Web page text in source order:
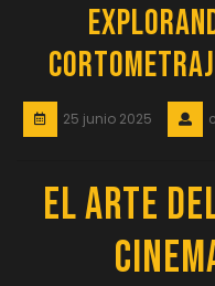
25 junio 2025
El Arte